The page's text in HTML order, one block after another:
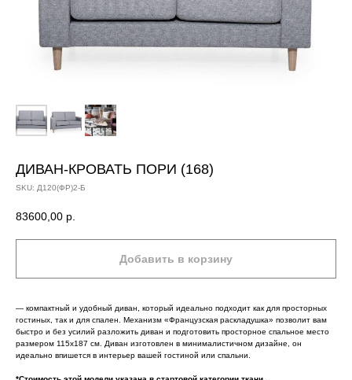
ДИВАН-КРОВАТЬ ПОРИ (168)
SKU: Д120(ФР)2-Б
83600,00 р.
Добавить в корзину
— компактный и удобный диван, который идеально подходит как для просторных
гостиных, так и для спален. Механизм «Французская раскладушка» позволит вам
быстро и без усилий разложить диван и подготовить просторное спальное место
размером 115х187 см. Диван изготовлен в минималистичном дизайне, он
идеально впишется в интерьер вашей гостиной или спальни.